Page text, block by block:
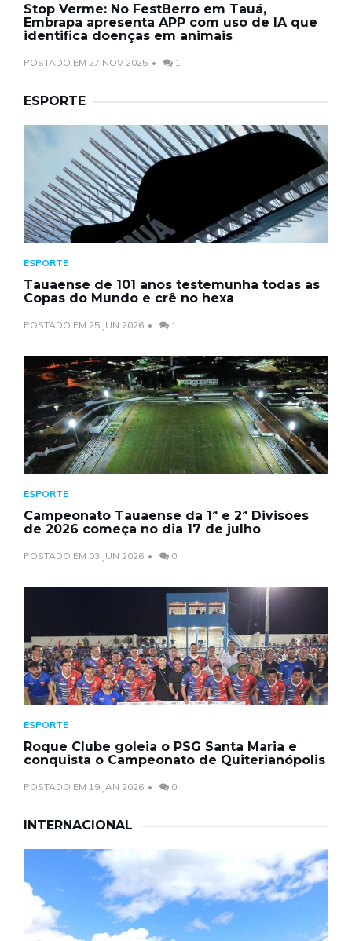
Stop Verme: No FestBerro em Tauá,
Embrapa apresenta APP com uso de IA que
identifica doenças em animais
POSTADO EM 27 NOV 2025 1
ESPORTE
ESPORTE
Tauaense de 101 anos testemunha todas as
Copas do Mundo e crê no hexa
POSTADO EM 25 JUN 2026 1
ESPORTE
Campeonato Tauaense da 1ª e 2ª Divisões
de 2026 começa no dia 17 de julho
POSTADO EM 03 JUN 2026 0
ESPORTE
Roque Clube goleia o PSG Santa Maria e
conquista o Campeonato de Quiterianópolis
POSTADO EM 19 JAN 2026 0
INTERNACIONAL